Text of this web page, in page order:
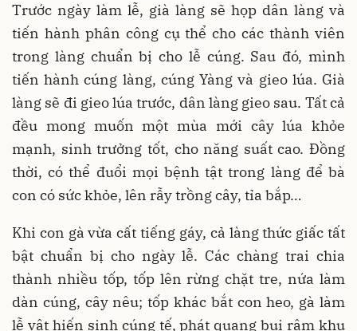
Trước ngày làm lễ, già làng sẽ họp dân làng và
tiến hành phân công cụ thể cho các thành viên
trong làng chuẩn bị cho lễ cúng. Sau đó, mình
tiến hành cúng làng, cúng Yàng và gieo lúa. Già
làng sẽ đi gieo lúa trước, dân làng gieo sau. Tất cả
đều mong muốn một mùa mới cây lúa khỏe
mạnh, sinh trưởng tốt, cho năng suất cao. Đồng
thời, có thể đuổi mọi bệnh tật trong làng để bà
con có sức khỏe, lên rẫy trồng cây, tỉa bắp…
Khi con gà vừa cất tiếng gáy, cả làng thức giấc tất
bật chuẩn bị cho ngày lễ. Các chàng trai chia
thành nhiều tốp, tốp lên rừng chặt tre, nứa làm
dàn cúng, cây nêu; tốp khác bắt con heo, gà làm
lễ vật hiến sinh cúng tế, phát quang bụi rậm khu